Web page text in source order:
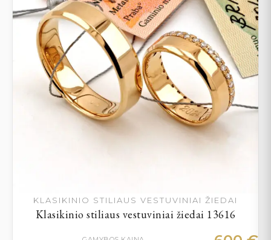
KLASIKINIO STILIAUS VESTUVINIAI ŽIEDAI
Klasikinio stiliaus vestuviniai žiedai 13616